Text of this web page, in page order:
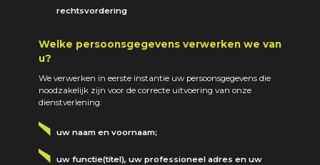
rechtsvordering
Welke persoonsgegevens verwerken we van
u?
We verwerken in eerste instantie uw persoonsgegevens die
noodzakelijk zijn voor de correcte uitvoering van onze
dienstverlening:
uw naam en voornaam;
uw functie(titel), uw professioneel adres en uw